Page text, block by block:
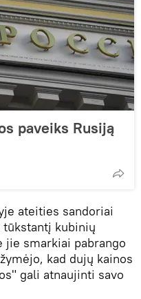
paveiks Rusiją
ateities sandoriai
tūkstantį kubinių
jie smarkiai pabrango
kad dujų kainos
gali atnaujinti savo